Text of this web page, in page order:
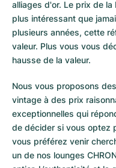
alliages d'or. Le prix de
plus intéressant que
plusieurs années, cette
valeur. Plus vous vous
hausse de la valeur.
Nous vous proposons
vintage à des prix
exceptionnelles qui
de décider si vous optez
vous préférez venir
un de nos lounges